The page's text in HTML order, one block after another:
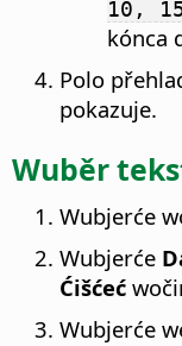
10,
kónca
Polo
pokazuje.
Wuběr
Wubjerće
Wubjerće
Ćišćeć
Wubjerće